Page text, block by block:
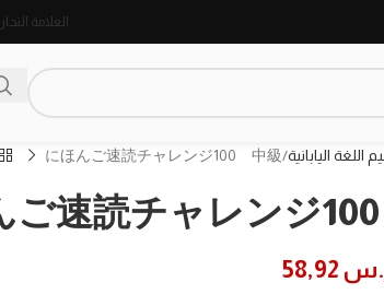
العلامة
اللغة اليابانية にほんご速読チャレンジ100 中級
ご速読チャレンジ